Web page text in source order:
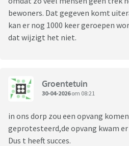
bewoners. Dat gegeven komt
kan er nog 1000 keer geroepen
dat wijzigt het niet.
Groentetuin
30-04-2026om 08:21
in ons dorp zou een opvang
geprotesteerd,de opvang kwam
Dus t heeft succes.